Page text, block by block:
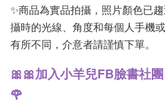
✨商品為實品拍攝，照片顏色已
攝時的光線、角度和每個人手機
有所不同，介意者請謹慎下單。
🎀🎀加入小羊兒FB臉書社
🌹